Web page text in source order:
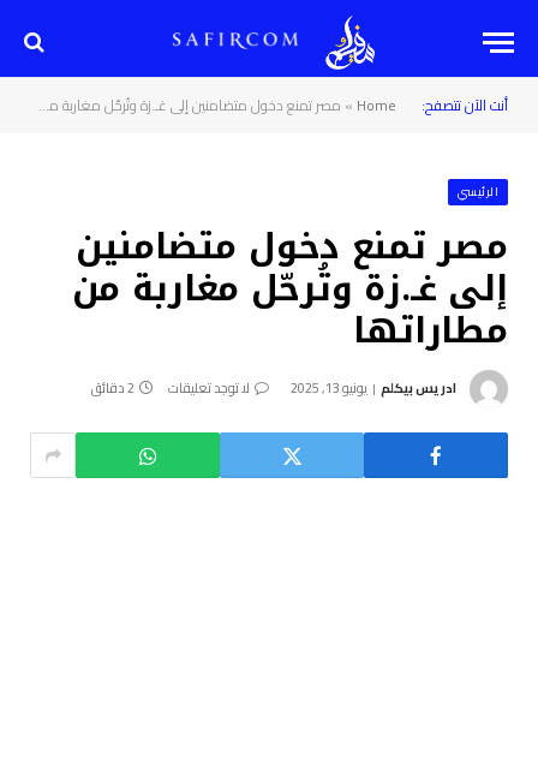
أنت الآن تتصفح: Home
» مصر تمنع دخول متضامنين إلى غـ.زة وتُرحّل مغاربة من مطاراتها
الرئيسي
مصر تمنع دخول متضامنين
إلى غـ.زة وتُرحّل مغاربة من
مطاراتها
ادريس بيكلم يونيو 13, 2025 لا توجد تعليقات 2 دقائق